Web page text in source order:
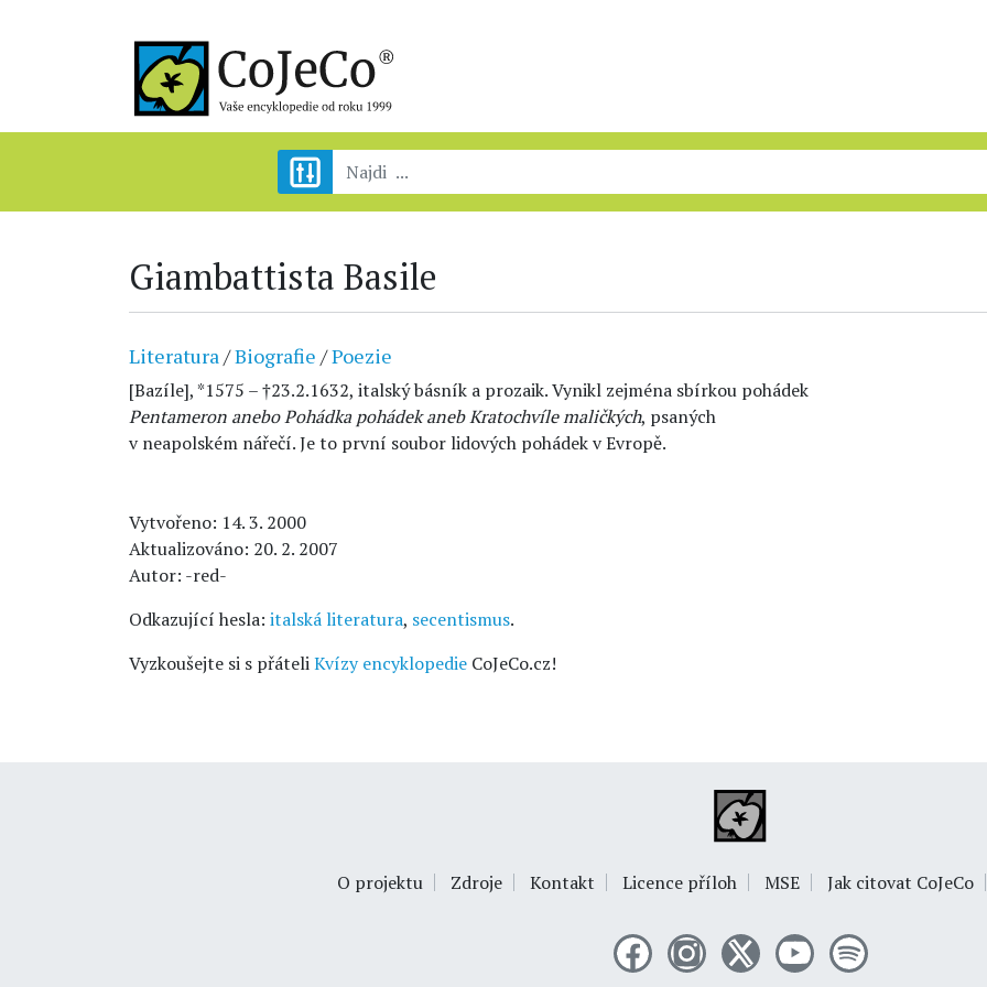
Giambattista Basile
Literatura/Biografie /Poezie
[Bazíle], *1575 – †23.2.1632, italský básník a prozaik. Vynikl zejména sbírkou pohádek
Pentameron anebo Pohádka pohádek aneb Kratochvíle maličkých, psaných
v neapolském nářečí. Je to první soubor lidových pohádek v Evropě.
Vytvořeno: 14. 3. 2000
Aktualizováno: 20. 2. 2007
Autor: -red-
Odkazující hesla: italská literatura, secentismus.
Vyzkoušejte si s přáteliKvízy encyklopedie CoJeCo.cz!
O projektu Zdroje Kontakt Licence příloh MSE Jak citovat CoJeCo